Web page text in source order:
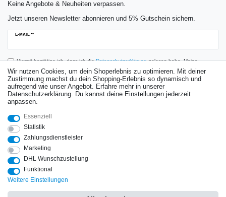
Keine Angebote & Neuheiten verpassen.
Jetzt unseren Newsletter abonnieren und 5% Gutschein sichern.
E-MAIL **
Newsletter
Hiermit bestätige ich, dass ich dieDaten­schutz­erklärunggelesen habe. Meine
Einwilligung kann ich jederzeit widerrufen.**
Abonnieren
Bewertungen
Impressum Daten­schutz­erklärung
Vertrag widerrufen Kontakt
Wir nutzen Cookies, um dein Shoperlebnis zu optimieren. Mit deiner
Zustimmung machst du dein Shopping-Erlebnis so dynamisch und
aufregend wie unser Angebot. Erfahre mehr in unserer
Datenschutzerklärung. Du kannst deine Einstellungen jederzeit
anpassen.
Essenziell
Statistik
Zahlungsdienstleister
Marketing
DHL Wunschzustellung
Funktional
Weitere Einstellungen